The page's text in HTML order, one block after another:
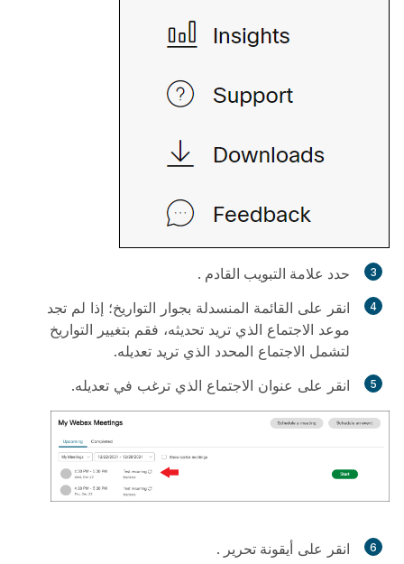
حدد علامة التبويب القادم .
انقر على القائمة المنسدلة بجوار التواريخ؛ إذا لم تجد
موعد الاجتماع الذي تريد تحديثه، فقم بتغيير التواريخ
لتشمل الاجتماع المحدد الذي تريد تعديله.
انقر على عنوان الاجتماع الذي ترغب في تعديله.
انقر على أيقونة تحرير .